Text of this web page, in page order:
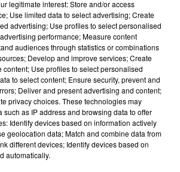
NUCLÉAIRE DE CHOOZ
semaine que la centrale
est à l'arrêt. Une situation
intense qui est toujours
legitimate interest: Store and/or access
Use limited data to select advertising; Create
advertising; Use profiles to select personalised
performance; Measure content
audiences through statistics or combinations
Develop and improve services; Create
Use profiles to select personalised
to select content; Ensure security, prevent and
Deliver and present advertising and content;
privacy choices. These technologies may
such as IP address and browsing data to offer
Identify devices based on information actively
geolocation data; Match and combine data from
different devices; Identify devices based on
automatically.